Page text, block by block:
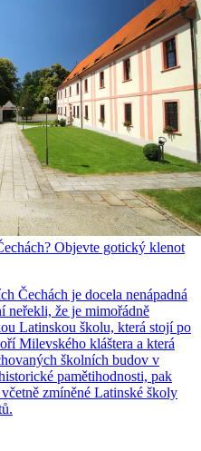
Objevte gotický klenot
Čechách je docela nenápadná
neřekli, že je mimořádně
Latinskou školu, která stojí po
Milevského kláštera a která
školních budov v
pamětihodnosti, pak
zmíněné Latinské školy